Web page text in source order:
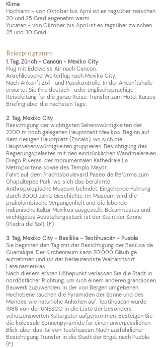
Klima
Hochland - von Oktober bis April ist es tagsüber zwischen
20 und 25 Grad angenehm warm.
Yucatan - von Oktober bis April ist es tagsüber zwischen
25 und 30 Grad.
Reiseprogramm
1. Tag, Zürich - Cancún - Mexiko City
Flug mit Edelweiss Air nach Cancún.
Anschliessend Weiterflug nach Mexiko City.
Nach Ankunft Zoll- und Passkontrolle. In der Ankunftshalle
erwartet Sie Ihre deutsch- oder englischsprachige
Reiseleitung für die ganze Reise. Transfer zum Hotel. Kurzes
Briefing über die nächsten Tage.
2. Tag, Mexiko City
Besichtigung der wichtigsten Sehenswürdigkeiten der
2200 m hoch gelegenen Hauptstadt Mexikos: Beginn auf
dem riesigen Hauptplatz (Zocalo), wo sich die
Hauptsehenswürdigkeiten gruppieren. Besichtigung des
Regierungspalastes mit den eindrücklichen Wandmalereien
Diego Riveras, der monumentalen Kathedrale La
Metropolitana sowie des Templo Mayor.
Fahrt auf dem Prachtsboulevard Paseo de Reforma zum
Chapultepec Park, wo sich das berühmte
Anthropologische Museum befindet. Eingehende Führung
durch 3000 Jahre Geschichte. Im Museum wird die
präkolumbische Vergangenheit und die lebende
indianische Kultur Mexikos ausgestellt. Bekanntestes und
wichtigstes Ausstellungsstück ist der Stein der Sonne
(Piedra del Sol). (F)
3. Tag, Mexiko City - Basilika - Teotihuacán - Puebla
Sie beginnen den Tag mit der Besichtigung der Basilica de
Guadalupe. Der Kirchenraum kann 20'000 Gläubige
aufnehmen und ist der bedeutendste Wallfahrtsort
Lateinamerikas.
Nach diesem ersten Höhepunkt verlassen Sie die Stadt in
nordöstlicher Richtung, um sich einem anderen grandiosen
Bauwerk zuzuwenden. In der von Bergen umgebenen
Hochebene tauchen die Pyramiden der Sonne und des
Mondes wie natürliche Anhöhen auf. Teotihuacan wurde
1988 von der UNESCO in die Liste der besonders
schützenswerten Kulturgüter aufgenommen. Besteigen Sie
die kolossale Sonnenpyramide für einen unvergesslichen
Blick über das Tal von Teotihuacan. Nach ausführlicher
Besichtigung Transfer in die Stadt der Engel, nach Puebla.
(F)